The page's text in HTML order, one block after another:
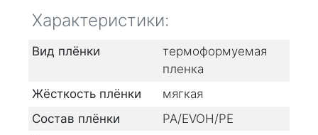
Характеристики:
Вид плёнки
термоформуемая
пленка
Жёсткость плёнки
мягкая
Состав плёнки
PA/EVOH/PE